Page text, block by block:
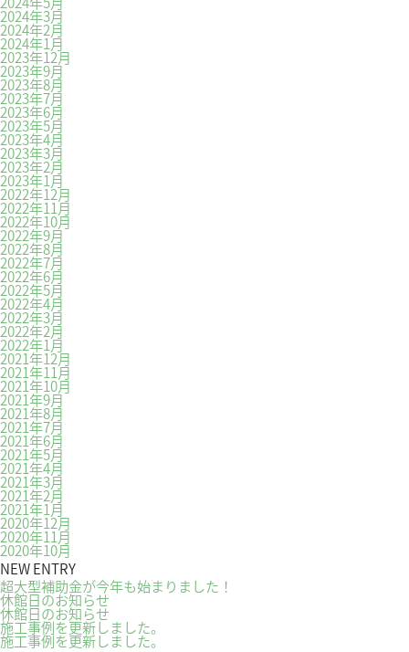
2024年3月
2024年2月
2024年1月
2023年12月
2023年9月
2023年8月
2023年7月
2023年6月
2023年5月
2023年4月
2023年3月
2023年2月
2023年1月
2022年12月
2022年11月
2022年10月
2022年9月
2022年8月
2022年7月
2022年6月
2022年5月
2022年4月
2022年3月
2022年2月
2022年1月
2021年12月
2021年11月
2021年10月
2021年9月
2021年8月
2021年7月
2021年6月
2021年5月
2021年4月
2021年3月
2021年2月
2021年1月
2020年12月
2020年11月
2020年10月
NEW ENTRY
超大型補助金が今年も始まりました！
休館日のお知らせ
休館日のお知らせ
施工事例を更新しました。
施工事例を更新しました。